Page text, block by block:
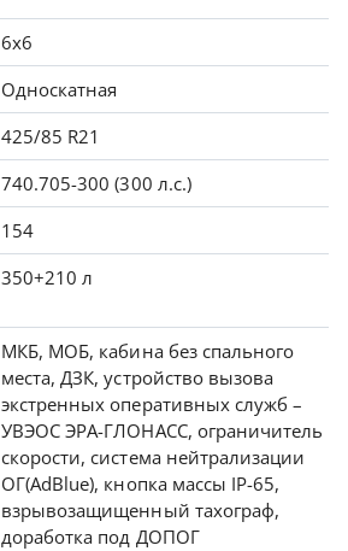
6х6
Односкатная
425/85 R21
740.705-300 (300 л.с.)
154
350+210 л
МКБ, МОБ, кабина без спального
места, ДЗК, устройство вызова
экстренных оперативных служб –
УВЭОС ЭРА-ГЛОНАСС, ограничитель
скорости, система нейтрализации
ОГ(AdBlue), кнопка массы IP-65,
взрывозащищенный тахограф,
доработка под ДОПОГ